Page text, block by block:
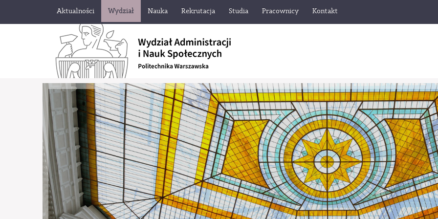
Aktualności Wydział Nauka Rekrutacja Studia Pracownicy Kontakt